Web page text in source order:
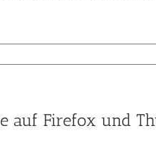
auf Firefox und